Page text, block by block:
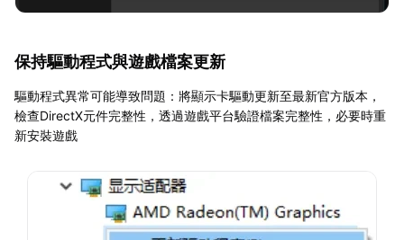
保持驅動程式與遊戲檔案更新
驅動程式異常可能導致問題：將顯示卡驅動更新至最新官方版本，
檢查DirectX元件完整性，透過遊戲平台驗證檔案完整性，必要時重
新安裝遊戲